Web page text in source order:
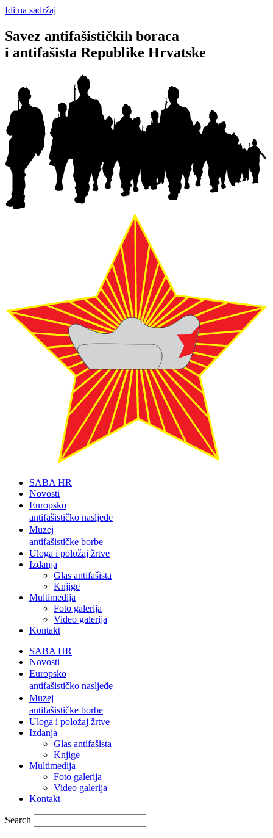
Idi na sadržaj
Savez antifašističkih boraca
i antifašista Republike Hrvatske
SABA HR
Novosti
Europsko
antifašističko nasljeđe
Muzej
antifašističke borbe
Uloga i položaj žrtve
Izdanja
Glas antifašista
Knjige
Multimedija
Foto galerija
Video galerija
Kontakt
SABA HR
Novosti
Europsko
antifašističko nasljeđe
Muzej
antifašističke borbe
Uloga i položaj žrtve
Izdanja
Glas antifašista
Knjige
Multimedija
Foto galerija
Video galerija
Kontakt
Search